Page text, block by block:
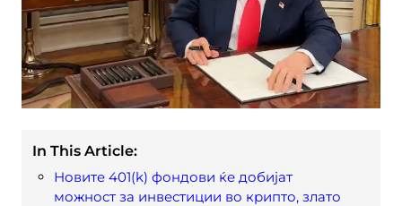
In This Article:
Новите 401(k) фондови ќе добијат
можност за инвестиции во крипто, злато